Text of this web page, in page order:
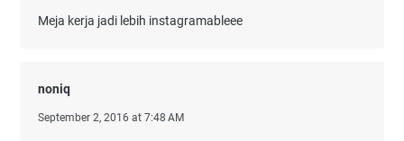
Meja kerja jadi lebih instagramableee
noniq
September 2, 2016 at 7:48 AM